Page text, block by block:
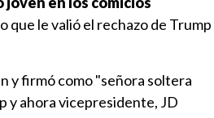
que le valió el rechazo de Trump
y firmó como "señora soltera
y ahora vicepresidente, JD